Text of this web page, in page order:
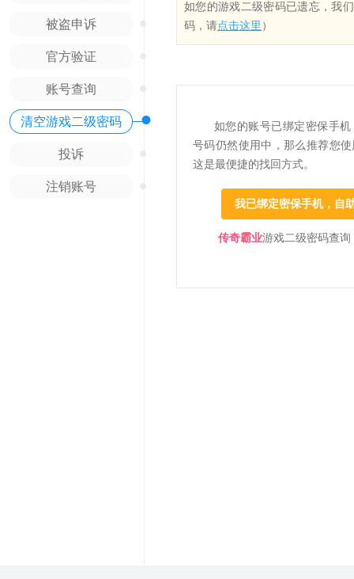
被盗申诉
官方验证
账号查询
清空游戏二级密码 •
投诉
注销账号
如您的游戏二级密码已遗忘，我
码，请点击这里 ）
如您的账号已绑定密保手机
号码仍然使用中，那么推荐您
这是最便捷的找回方式。
我已绑定密保手机，自
传奇霸业游戏二级密码查询